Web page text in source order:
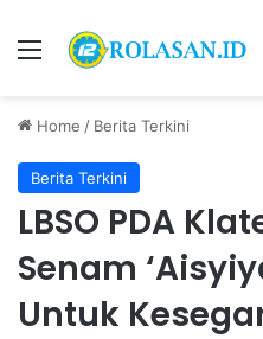
Menu
Home / Berita Terkini
Berita Terkini
LBSO PDA
Senam
Untuk